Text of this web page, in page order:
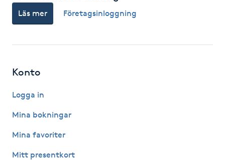
Gua Sha-massage
Headspa
Healing
Läs mer Företagsinloggning
Konto
Logga in
Mina bokningar
Mina favoriter
Mitt presentkort